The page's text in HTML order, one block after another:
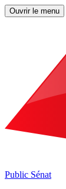
Ouvrir le menu
Public Sénat